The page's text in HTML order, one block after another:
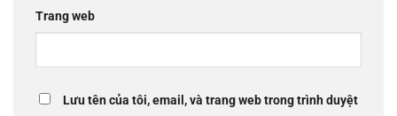
Trang web
Lưu tên của tôi, email, và trang web trong trình duyệt